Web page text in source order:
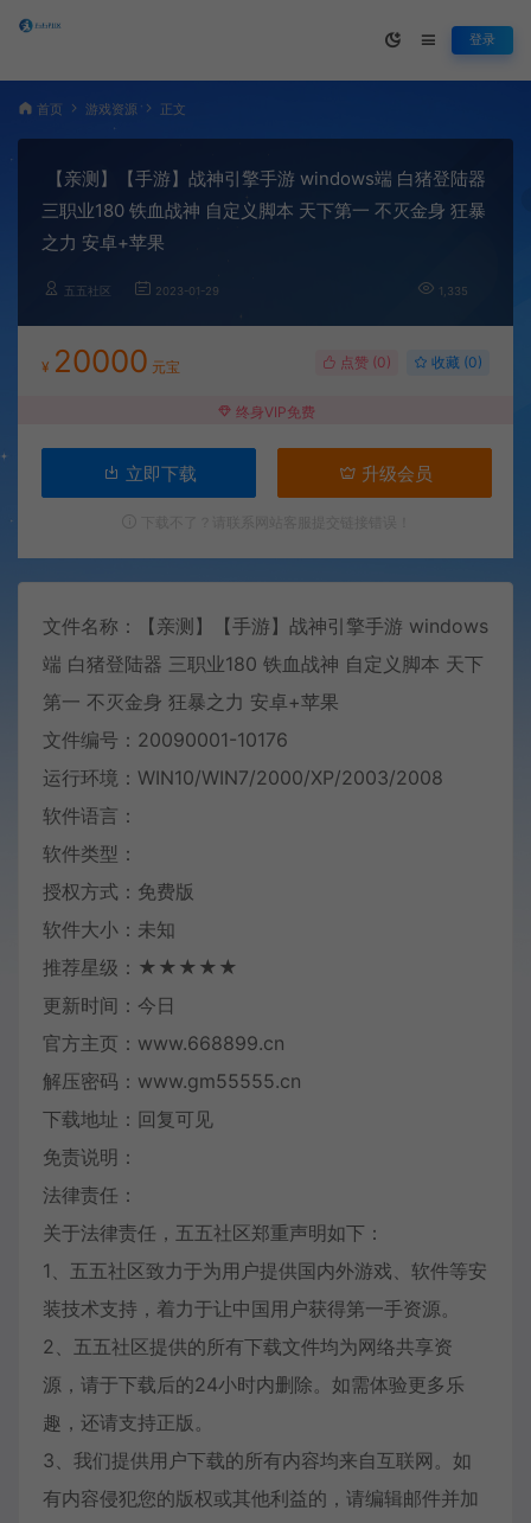
登录
首页 游戏资源 正文
【亲测】【手游】战神引擎手游 windows端 白猪登陆器
三职业180 铁血战神 自定义脚本 天下第一 不灭金身 狂暴
之力 安卓+苹果
五五社区 2023-01-29 1,335
¥ 20000 元宝 点赞 (0) 收藏 (0)
终身VIP免费
立即下载 升级会员
文件名称：【亲测】【手游】战神引擎手游 windows
端 白猪登陆器 三职业180 铁血战神 自定义脚本 天下
第一 不灭金身 狂暴之力 安卓+苹果
文件编号：20090001-10176
运行环境：WIN10/WIN7/2000/XP/2003/2008
软件语言：
软件类型：
授权方式：免费版
软件大小：未知
推荐星级：★★★★★
更新时间：今日
官方主页：www.668899.cn
解压密码：www.gm55555.cn
下载地址：回复可见
免责说明：
法律责任：
关于法律责任，五五社区郑重声明如下：
1、五五社区致力于为用户提供国内外游戏、软件等安
装技术支持，着力于让中国用户获得第一手资源。
2、五五社区提供的所有下载文件均为网络共享资
源，请于下载后的24小时内删除。如需体验更多乐
趣，还请支持正版。
3、我们提供用户下载的所有内容均来自互联网。如
有内容侵犯您的版权或其他利益的，请编辑邮件并加